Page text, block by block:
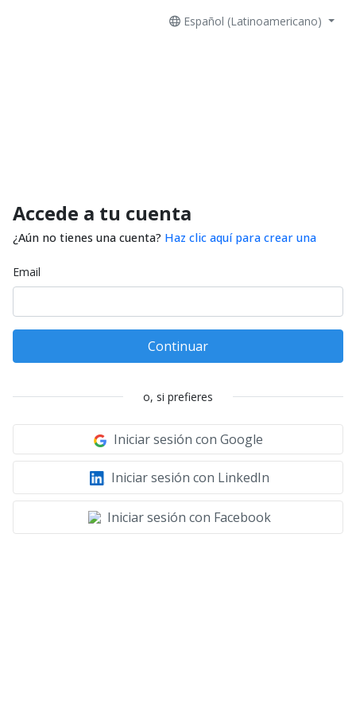
Español (Latinoamericano)
Accede a tu cuenta
¿Aún no tienes una cuenta? Haz clic aquí para crear una
Email
Continuar
o, si prefieres
Iniciar sesión con Google
Iniciar sesión con LinkedIn
Iniciar sesión con Facebook